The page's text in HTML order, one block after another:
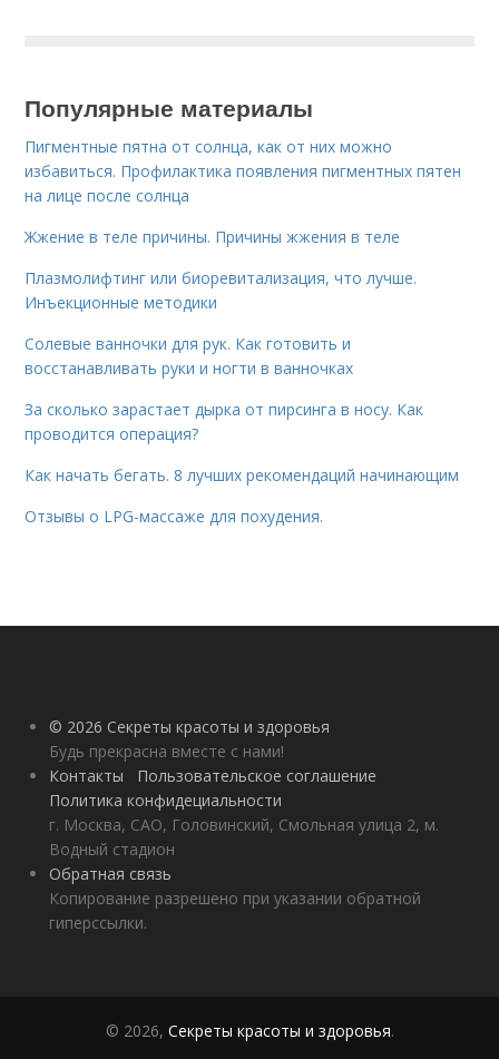
Популярные материалы
Пигментные пятна от солнца, как от них можно
избавиться. Профилактика появления пигментных пятен
на лице после солнца
Жжение в теле причины. Причины жжения в теле
Плазмолифтинг или биоревитализация, что лучше.
Инъекционные методики
Солевые ванночки для рук. Как готовить и
восстанавливать руки и ногти в ванночках
За сколько зарастает дырка от пирсинга в носу. Как
проводится операция?
Как начать бегать. 8 лучших рекомендаций начинающим
Отзывы о LPG-массаже для похудения.
© 2026 Секреты красоты и здоровья
Будь прекрасна вместе с нами!
Контакты
Пользовательское соглашение
Политика конфидециальности
г. Москва, САО, Головинский, Смольная улица 2, м.
Водный стадион
Обратная связь
Копирование разрешено при указании обратной
гиперссылки.
© 2026, Секреты красоты и здоровья.